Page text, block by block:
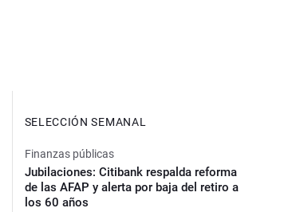
SELECCIÓN SEMANAL
Finanzas públicas
Jubilaciones: Citibank respalda reforma
de las AFAP y alerta por baja del retiro a
los 60 años